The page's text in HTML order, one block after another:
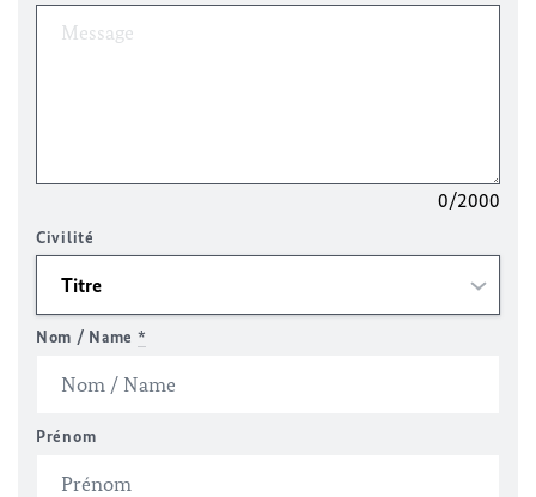
0/2000
Civilité
Nom / Name *
Prénom